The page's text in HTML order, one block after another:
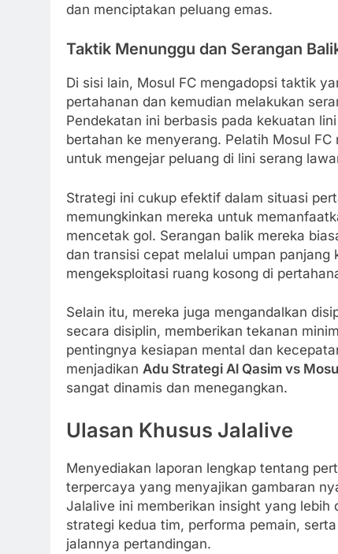
dan menciptakan peluang emas.
Taktik Menunggu dan Serangan
Di sisi lain, Mosul FC mengadopsi taktik
pertahanan dan kemudian melakukan
Pendekatan ini berbasis pada kekuatan
bertahan ke menyerang. Pelatih Mosul
untuk mengejar peluang di lini serang
Strategi ini cukup efektif dalam situasi
memungkinkan mereka untuk
mencetak gol. Serangan balik mereka
dan transisi cepat melalui umpan
mengeksploitasi ruang kosong di
Selain itu, mereka juga mengandalkan
secara disiplin, memberikan tekanan
pentingnya kesiapan mental dan
menjadikan Adu Strategi Al Qasim vs
sangat dinamis dan menegangkan.
Ulasan Khusus Jalalive
Menyediakan laporan lengkap tentang
terpercaya yang menyajikan gambaran
Jalalive ini memberikan insight yang lebih
strategi kedua tim, performa pemain,
jalannya pertandingan.